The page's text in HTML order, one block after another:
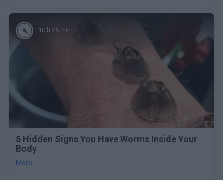
10 h 25 min
5 Hidden Signs You Have Worms Inside Your
Body
More